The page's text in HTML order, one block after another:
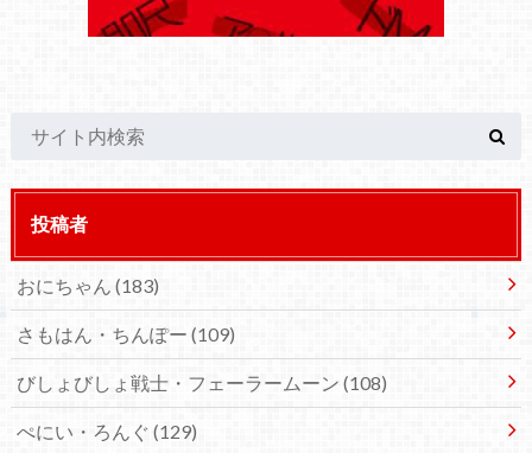
投稿者
おにちゃん (183)
さもはん・ちんぽー (109)
びしょびしょ戦士・フェーラームーン (108)
ぺにい・ろんぐ (129)